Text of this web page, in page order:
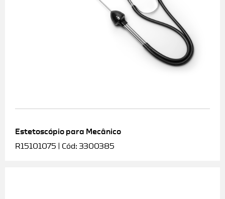
Estetoscópio para Mecânico
R15101075 | Cód: 3300385